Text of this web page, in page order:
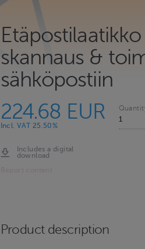
skannaus &
sähköpostiin
224.68 EUR
Incl. VAT 25.50%
Includes a digital
download
Product description